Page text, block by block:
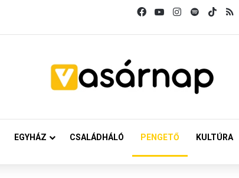
FacebookYouTubeInstagram
SpotifyTikTok
EGYHÁZ CSALÁDHÁLÓ PENGETŐ KULTÚRA